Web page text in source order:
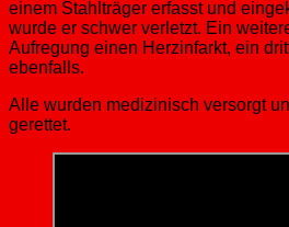
einem Stahlträger erfasst und
wurde er schwer verletzt. Ein
Aufregung einen Herzinfarkt, ein
ebenfalls.
Alle wurden medizinisch versorgt
gerettet.